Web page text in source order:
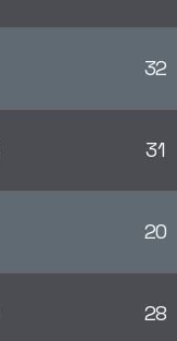
32
31
20
28